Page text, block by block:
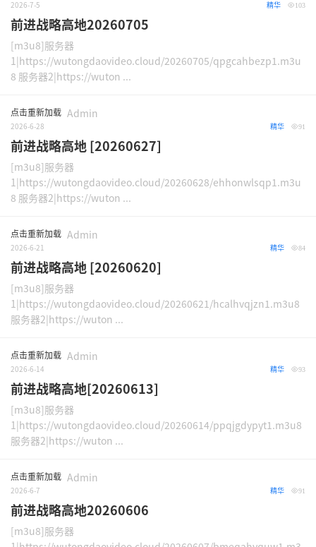
2026-7-5 103
精华
前进战略高地20260705
[m3u8]服务器
1|https://wutongdaovideo.cloud/20260705/qpgcahbezp1.m3u
8 服务器2|https://wuton ...
点击重新加载 Admin
2026-6-28 91
精华
前进战略高地 [20260627]
[m3u8]服务器
1|https://wutongdaovideo.cloud/20260628/ehhonwlsqp1.m3u
8 服务器2|https://wuton ...
点击重新加载 Admin
2026-6-21 84
精华
前进战略高地 [20260620]
[m3u8]服务器
1|https://wutongdaovideo.cloud/20260621/hcalhvqjzn1.m3u8
服务器2|https://wuton ...
点击重新加载 Admin
2026-6-14 93
精华
前进战略高地[20260613]
[m3u8]服务器
1|https://wutongdaovideo.cloud/20260614/ppqjgdypyt1.m3u8
服务器2|https://wuton ...
点击重新加载 Admin
2026-6-7 91
精华
前进战略高地20260606
[m3u8]服务器